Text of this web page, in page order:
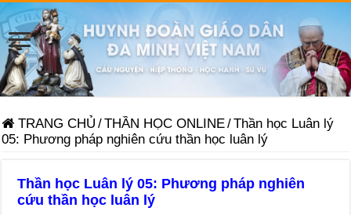
TRANG CHỦ /THẦN HỌC ONLINE/Thần học Luân lý
05: Phương pháp nghiên cứu thần học luân lý
Thần học Luân lý 05: Phương pháp nghiên
cứu thần học luân lý